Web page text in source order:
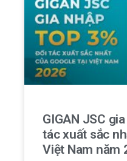
GIGAN JSC
tác xuất sắc
Việt Nam năm